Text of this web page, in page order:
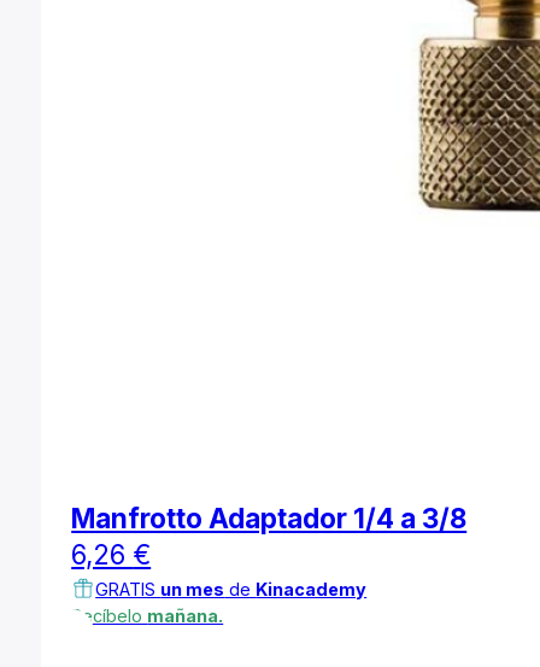
Manfrotto Adaptador 1/4 a 3/8
6,26 €
GRATIS un mes de Kinacademy
Recíbelo mañana.